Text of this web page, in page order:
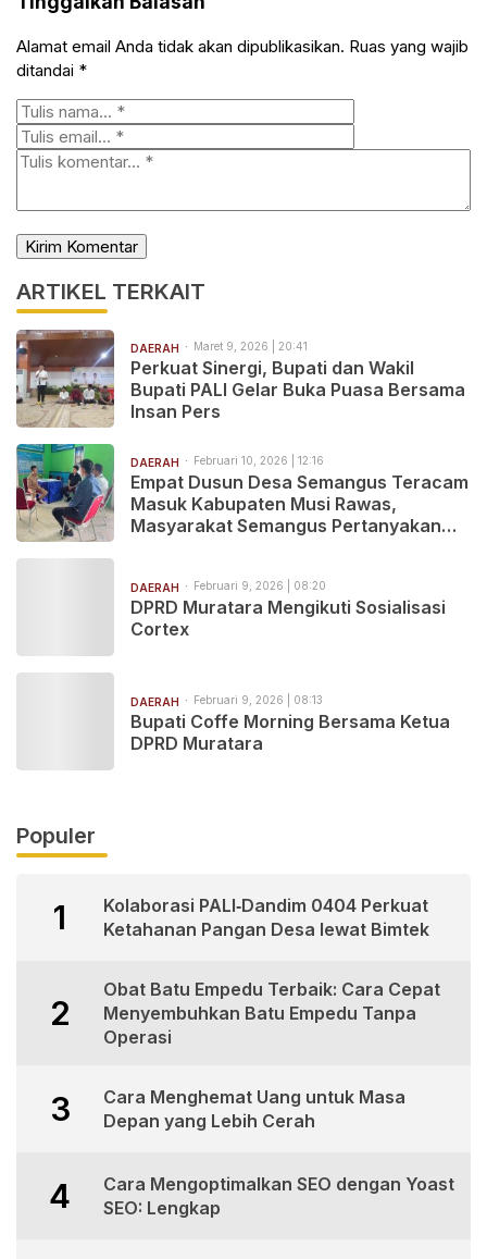
Alamat email Anda tidak akan dipublikasikan. Ruas yang wajib
ditandai *
ARTIKEL TERKAIT
DAERAH Maret 9, 2026 | 20:41
Perkuat Sinergi, Bupati dan Wakil
Bupati PALI Gelar Buka Puasa Bersama
Insan Pers
DAERAH Februari 10, 2026 | 12:16
‎Empat Dusun Desa Semangus Teracam
Masuk Kabupaten Musi Rawas,
Masyarakat Semangus Pertanyakan
DAERAH Februari 9, 2026 | 08:20
DPRD Muratara Mengikuti Sosialisasi
Cortex
DAERAH Februari 9, 2026 | 08:13
Bupati Coffe Morning Bersama Ketua
DPRD Muratara
Populer
1
Kolaborasi PALI‑Dandim 0404 Perkuat
Ketahanan Pangan Desa lewat Bimtek
2
Obat Batu Empedu Terbaik: Cara Cepat
Menyembuhkan Batu Empedu Tanpa
Operasi
3
Cara Menghemat Uang untuk Masa
Depan yang Lebih Cerah
4
Cara Mengoptimalkan SEO dengan Yoast
SEO: Lengkap